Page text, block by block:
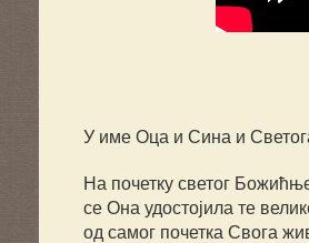
У име Оца и Сина и
На почетку светог
се Она удостојила те
од самог почетка Свога